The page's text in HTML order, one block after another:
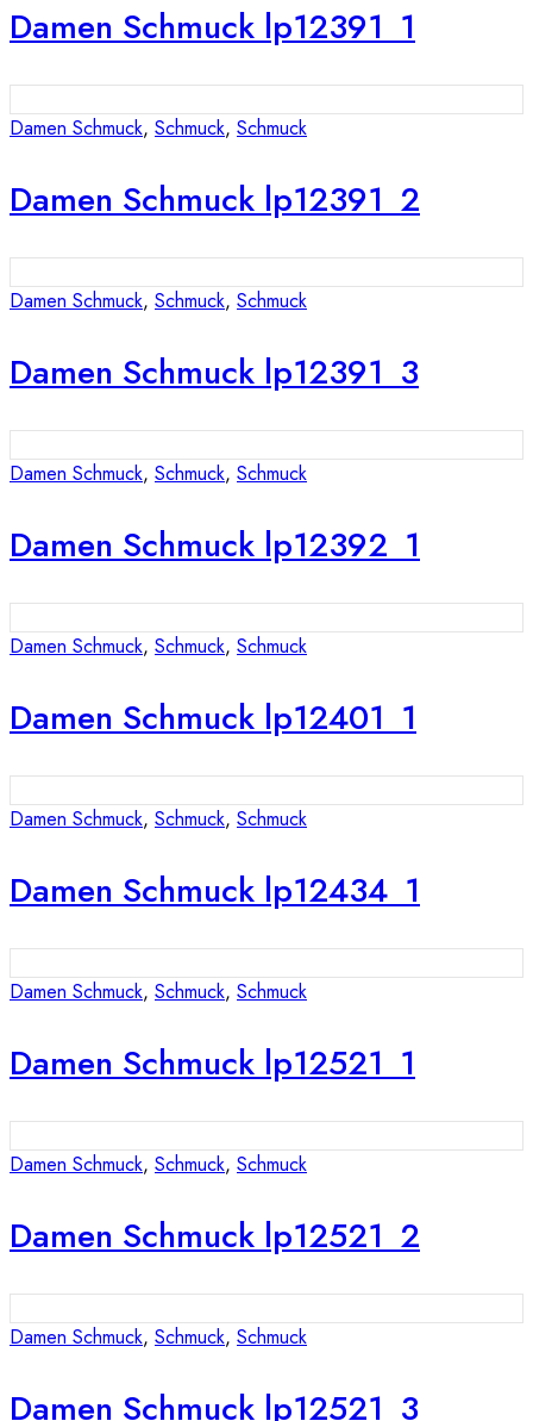
Damen Schmuck lp12391_1
Damen Schmuck, Schmuck, Schmuck
Damen Schmuck lp12391_2
Damen Schmuck, Schmuck, Schmuck
Damen Schmuck lp12391_3
Damen Schmuck, Schmuck, Schmuck
Damen Schmuck lp12392_1
Damen Schmuck, Schmuck, Schmuck
Damen Schmuck lp12401_1
Damen Schmuck, Schmuck, Schmuck
Damen Schmuck lp12434_1
Damen Schmuck, Schmuck, Schmuck
Damen Schmuck lp12521_1
Damen Schmuck, Schmuck, Schmuck
Damen Schmuck lp12521_2
Damen Schmuck, Schmuck, Schmuck
Damen Schmuck lp12521_3